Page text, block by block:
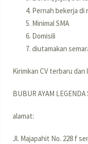
Pernah bekerja
Minimal SMA
Domisili
diutamakan
Kirimkan CV terbaru dan
BUBUR AYAM LEGENDA
alamat:
Jl. Majapahit No. 228 f